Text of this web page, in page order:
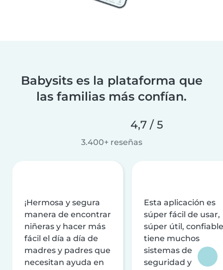
Babysits es la plataforma que
las familias más confían.
4,7 / 5
3.400+ reseñas
¡Hermosa y segura
manera de encontrar
niñeras y hacer más
fácil el día a día de
madres y padres que
necesitan ayuda en
Esta aplicación es
súper fácil de usar,
súper útil,
tiene muchos
sistemas de
seguridad y